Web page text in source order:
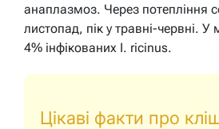
анаплазмоз. Через потепління
листопад, пік у травні-червні. У
4% інфікованих I. ricinus.
Цікаві факти про